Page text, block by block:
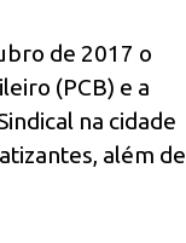
de 2017 o
(PCB) e a
na cidade
além de